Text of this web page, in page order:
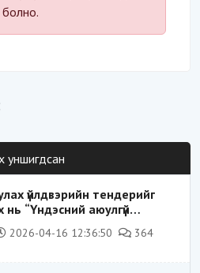
уншигдсан
үйлдвэрийн тендерийг
нь “Үндэсний аюулгүй
эрсдэлтэй юу?
2026-04-16 12:36:50 364